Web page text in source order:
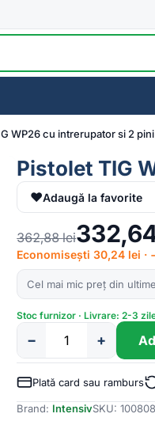
WP26 cu intrerupator si 2 pini
Pistolet TIG
♥Adaugă la favorite
362,88lei
Economisești 30,24 lei ·
Cel mai mic preț din
Stoc furnizor · Livrare: 2-3
Cantitate
Pistolet
TIG
cu
− +
Plată card sau ramburs
Brand: IntensivSKU: